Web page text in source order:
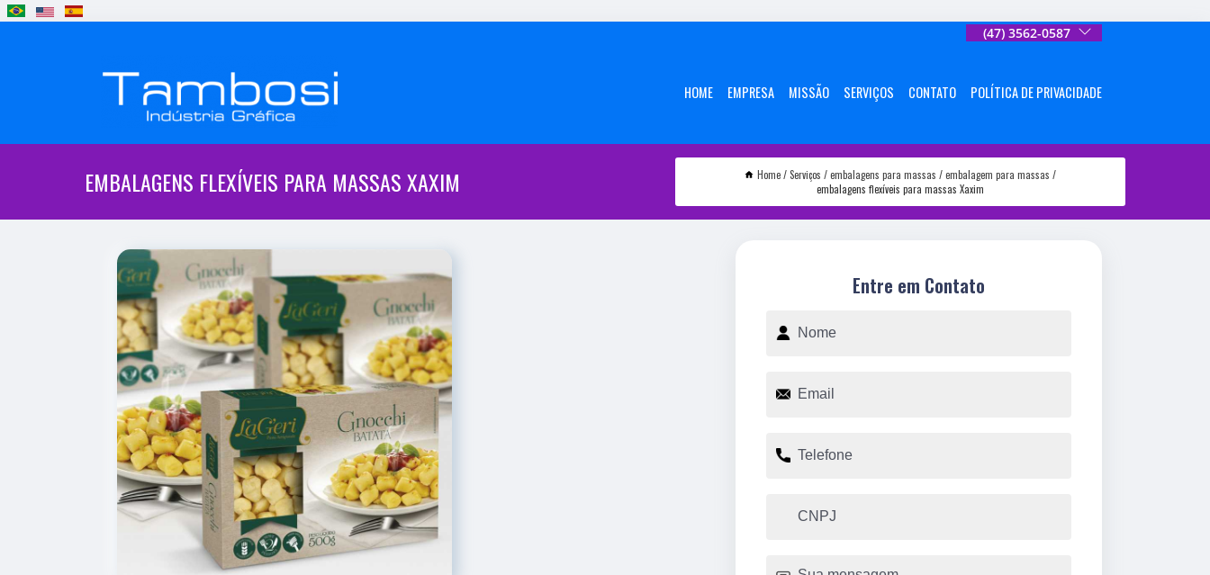
(47) 3562-0587
HOME EMPRESA MISSÃO SERVIÇOS CONTATO POLÍTICA DE PRIVACIDADE
EMBALAGENS FLEXÍVEIS PARA MASSAS XAXIM Home Serviços embalagens para massas
embalagem para massas
embalagens flexíveis para massas Xaxim
Entre em Contato